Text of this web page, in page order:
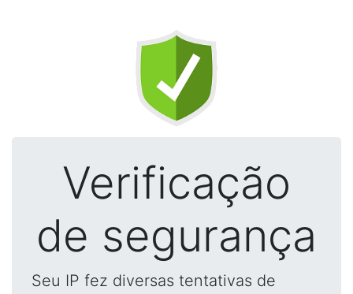
Verificação
de segurança
Seu IP fez diversas tentativas de